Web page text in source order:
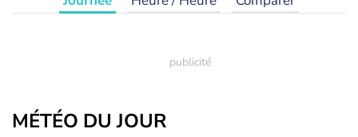
MÉTÉO DU JOUR